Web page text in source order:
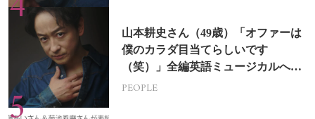
山本耕史さん（49歳）「オファーは
僕のカラダ目当てらしいです
（笑）」全編英語ミュージカルへの
挑戦
PEOPLE